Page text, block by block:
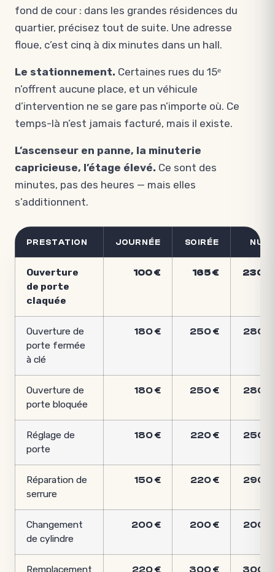
fond de cour : dans les grandes résidences du
quartier, précisez tout de suite. Une adresse
floue, c’est cinq à dix minutes dans un hall.
Le stationnement. Certaines rues du 15ᵉ
n’offrent aucune place, et un véhicule
d’intervention ne se gare pas n’importe où. Ce
temps-là n’est jamais facturé, mais il existe.
L’ascenseur en panne, la minuterie
capricieuse, l’étage élevé. Ce sont des
minutes, pas des heures — mais elles
s’additionnent.
PRESTATION JOURNÉE SOIRÉE NUIT
Ouverture
de porte
claquée
100 € 165 € 230 €
Ouverture de
porte fermée
à clé
180 € 250 € 280 €
Ouverture de
porte bloquée
180 € 250 € 280 €
Réglage de
porte
180 € 220 € 250 €
Réparation de
serrure
150 € 220 € 290 €
Changement
de cylindre
200 € 200 € 200 €
Remplacement 220 € 300 € 300 €